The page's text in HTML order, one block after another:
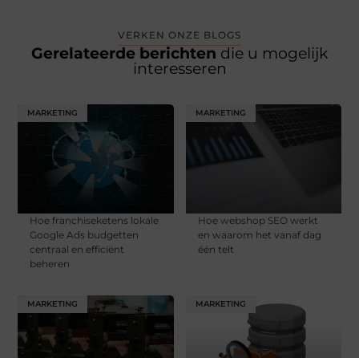
VERKEN ONZE BLOGS
Gerelateerde berichten die u mogelijk
interesseren
MARKETING
Hoe franchiseketens lokale
Google Ads budgetten
centraal en efficiënt
beheren
MARKETING
Hoe webshop SEO werkt
en waarom het vanaf dag
één telt
MARKETING MARKETING